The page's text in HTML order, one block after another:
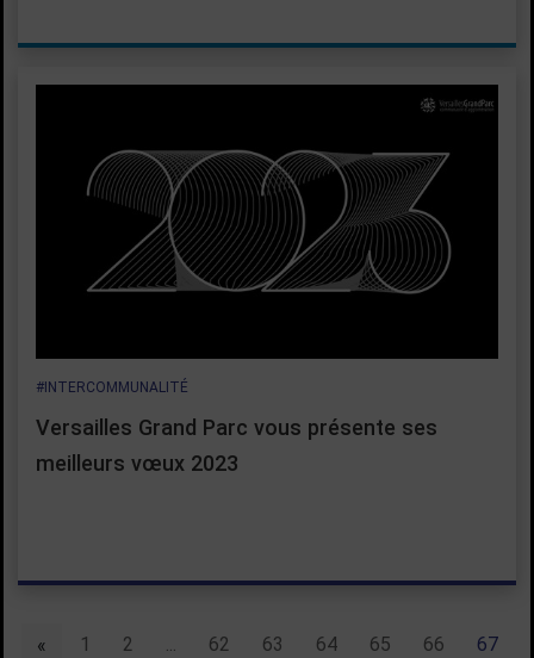
#INTERCOMMUNALITÉ
Versailles Grand Parc vous présente ses
meilleurs vœux 2023
« précédent
1 2 62 63 64 65 66 67